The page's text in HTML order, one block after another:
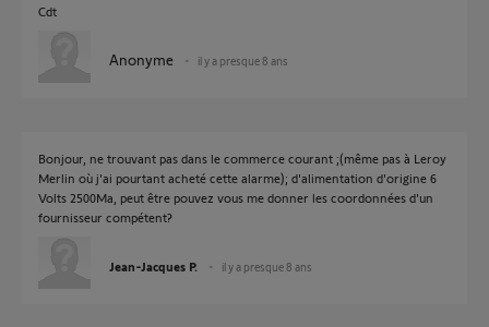
Cdt
Anonyme il y a presque 8 ans
Bonjour, ne trouvant pas dans le commerce courant ;(même pas à Leroy
Merlin où j'ai pourtant acheté cette alarme); d'alimentation d'origine 6
Volts 2500Ma, peut être pouvez vous me donner les coordonnées d'un
fournisseur compétent?
Jean-Jacques P. il y a presque 8 ans